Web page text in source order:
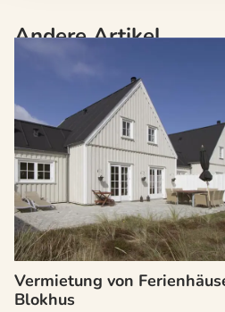
Andere Artikel
Vermietung von
Blokhus